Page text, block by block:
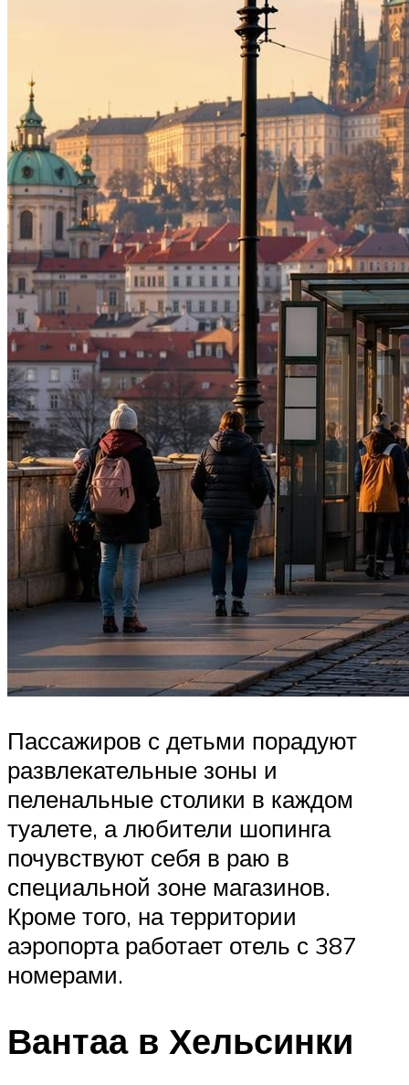
Пассажиров с детьми порадуют
развлекательные зоны и
пеленальные столики в каждом
туалете, а любители шопинга
почувствуют себя в раю в
специальной зоне магазинов.
Кроме того, на территории
аэропорта работает отель с 387
номерами.
Вантаа в Хельсинки